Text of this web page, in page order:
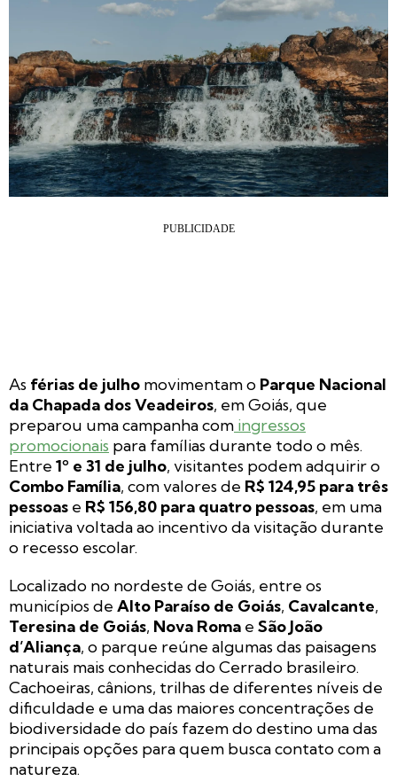
As férias de julho movimentam o Parque Nacional
da Chapada dos Veadeiros, em Goiás, que
preparou uma campanha com ingressos
promocionais para famílias durante todo o mês.
Entre 1º e 31 de julho, visitantes podem adquirir o
Combo Família, com valores de R$ 124,95 para três
pessoas e R$ 156,80 para quatro pessoas, em uma
iniciativa voltada ao incentivo da visitação durante
o recesso escolar.
Localizado no nordeste de Goiás, entre os
municípios de Alto Paraíso de Goiás, Cavalcante,
Teresina de Goiás, Nova Roma e São João
d’Aliança, o parque reúne algumas das paisagens
naturais mais conhecidas do Cerrado brasileiro.
Cachoeiras, cânions, trilhas de diferentes níveis de
dificuldade e uma das maiores concentrações de
biodiversidade do país fazem do destino uma das
principais opções para quem busca contato com a
natureza.